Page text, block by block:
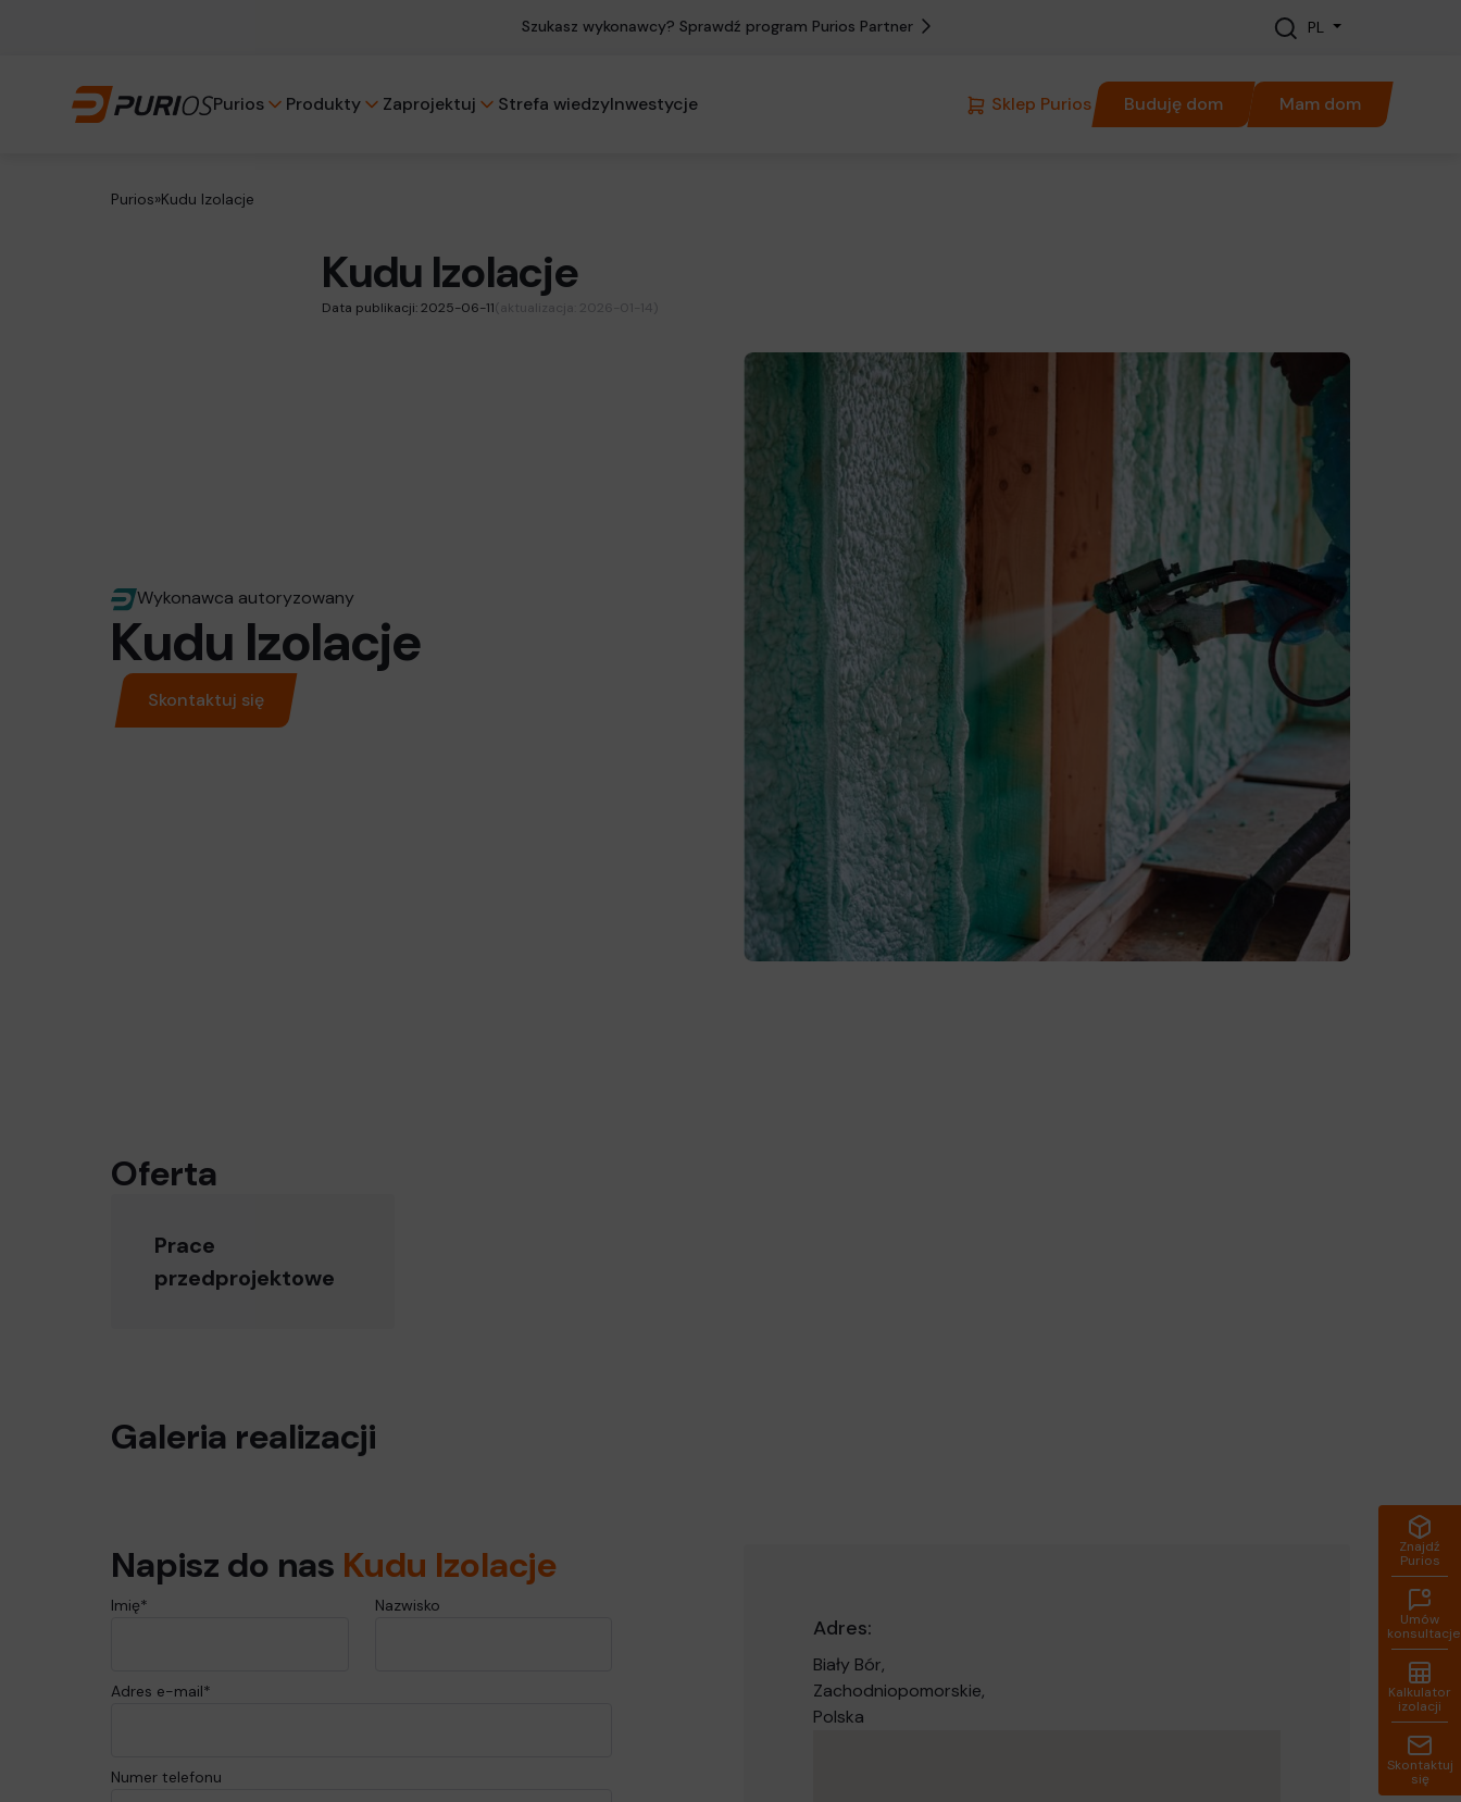
Szukasz wykonawcy? Sprawdź program Purios Partner PL
Purios Produkty Zaprojektuj Strefa wiedzyInwestycje Sklep Purios Buduję dom Mam dom
Purios»Kudu Izolacje
Kudu Izolacje
Data publikacji: 2025-06-11(aktualizacja: 2026-01-14)
Wykonawca autoryzowany
Kudu Izolacje
Skontaktuj się
Oferta
Prace
przedprojektowe
Galeria realizacji
Napisz do nas Kudu Izolacje
Imię* Nazwisko
Adres e-mail*
Numer telefonu
Adres:
Biały Bór,
Zachodniopomorskie,
Polska
Znajdź
Purios
Umów
konsultacje
Kalkulator
izolacji
Skontaktuj
się